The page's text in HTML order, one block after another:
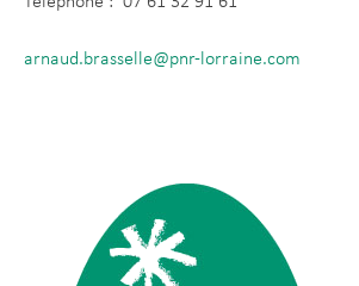
arnaud.brasselle@pnr-lorraine.com